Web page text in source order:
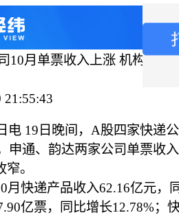
10月单票收入上涨 机构：“
21:55:43
19日晚间，A股四家快递
申通、韵达两家公司单票收
。
快递产品收入62.16亿元，
亿票，同比增长12.78%；